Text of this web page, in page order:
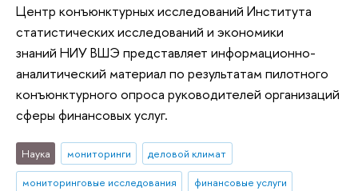
Центр конъюнктурных исследований Института
статистических исследований и экономики
знаний НИУ ВШЭ представляет информационно-
аналитический материал по результатам пилотного
конъюнктурного опроса руководителей организаций
сферы финансовых услуг.
Наука мониторинги
деловой климат
мониторинговые исследования
финансовые услуги